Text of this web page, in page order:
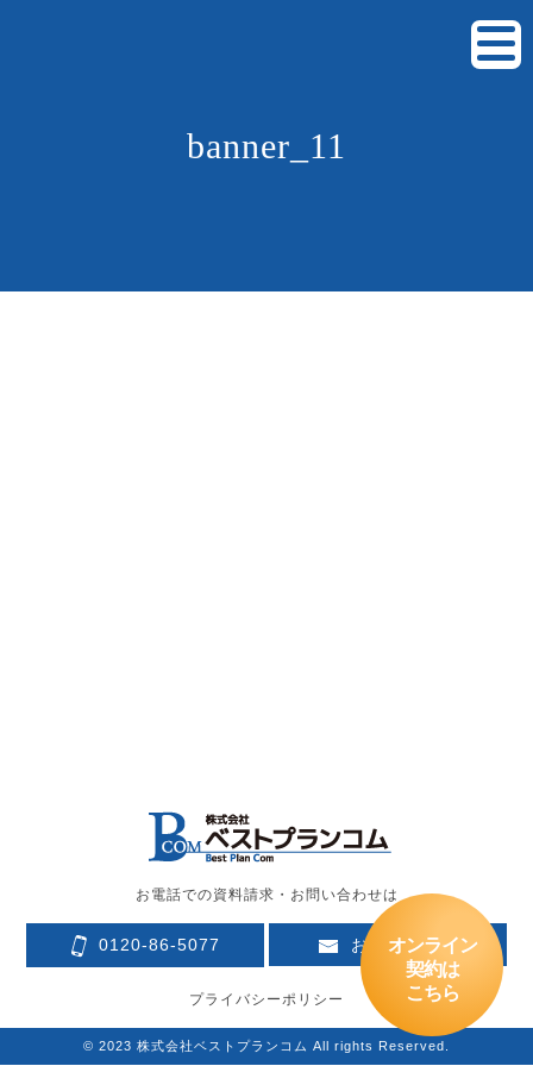
banner_11
オンライン
契約は
こちら
お電話での資料請求・お問い合わせは
0120-86-5077 お問い合わせ
プライバシーポリシー
© 2023 株式会社ベストプランコム All rights Reserved.